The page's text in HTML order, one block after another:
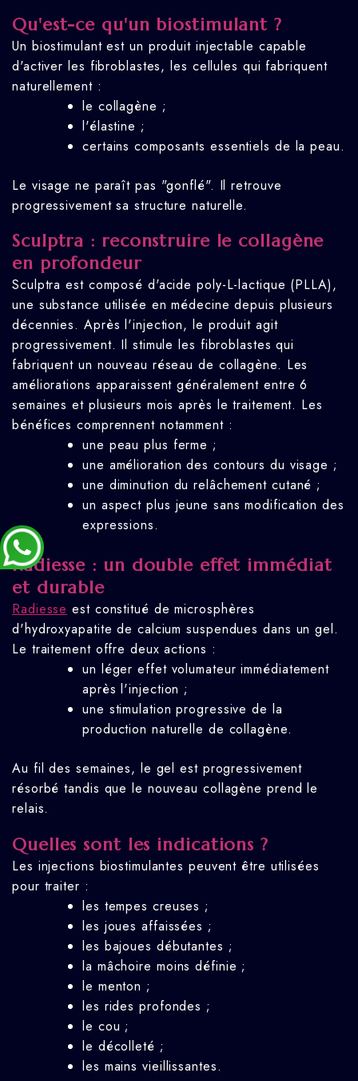
Qu'est-ce qu'un biostimulant ?
Un biostimulant est un produit injectable capable
d'activer les fibroblastes, les cellules qui fabriquent
naturellement :
le collagène ;
l'élastine ;
certains composants essentiels de la peau.
Le visage ne paraît pas "gonflé". Il retrouve
progressivement sa structure naturelle.
Sculptra : reconstruire le collagène
en profondeur
Sculptra est composé d'acide poly-L-lactique (PLLA),
une substance utilisée en médecine depuis plusieurs
décennies. Après l'injection, le produit agit
progressivement. Il stimule les fibroblastes qui
fabriquent un nouveau réseau de collagène. Les
améliorations apparaissent généralement entre 6
semaines et plusieurs mois après le traitement. Les
bénéfices comprennent notamment :
une peau plus ferme ;
une amélioration des contours du visage ;
une diminution du relâchement cutané ;
un aspect plus jeune sans modification des
expressions.
Radiesse : un double effet immédiat
et durable
Radiesse est constitué de microsphères
d'hydroxyapatite de calcium suspendues dans un gel.
Le traitement offre deux actions :
un léger effet volumateur immédiatement
après l'injection ;
une stimulation progressive de la
production naturelle de collagène.
Au fil des semaines, le gel est progressivement
résorbé tandis que le nouveau collagène prend le
relais.
Quelles sont les indications ?
Les injections biostimulantes peuvent être utilisées
pour traiter :
les tempes creuses ;
les joues affaissées ;
les bajoues débutantes ;
la mâchoire moins définie ;
le menton ;
les rides profondes ;
le cou ;
le décolleté ;
les mains vieillissantes.